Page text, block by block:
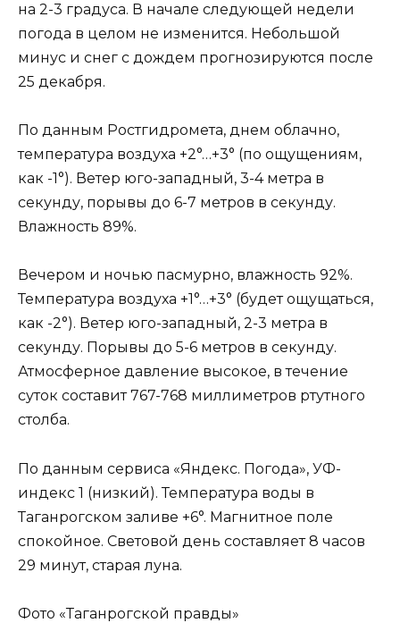
на 2-3 градуса. В начале следующей недели
погода в целом не изменится. Небольшой
минус и снег с дождем прогнозируются после
25 декабря.
По данным Ростгидромета, днем облачно,
температура воздуха +2°…+3° (по ощущениям,
как -1°). Ветер юго-западный, 3-4 метра в
секунду, порывы до 6-7 метров в секунду.
Влажность 89%.
Вечером и ночью пасмурно, влажность 92%.
Температура воздуха +1°…+3° (будет ощущаться,
как -2°). Ветер юго-западный, 2-3 метра в
секунду. Порывы до 5-6 метров в секунду.
Атмосферное давление высокое, в течение
суток составит 767-768 миллиметров ртутного
столба.
По данным сервиса «Яндекс. Погода», УФ-
индекс 1 (низкий). Температура воды в
Таганрогском заливе +6°. Магнитное поле
спокойное. Световой день составляет 8 часов
29 минут, старая луна.
Фото «Таганрогской правды»